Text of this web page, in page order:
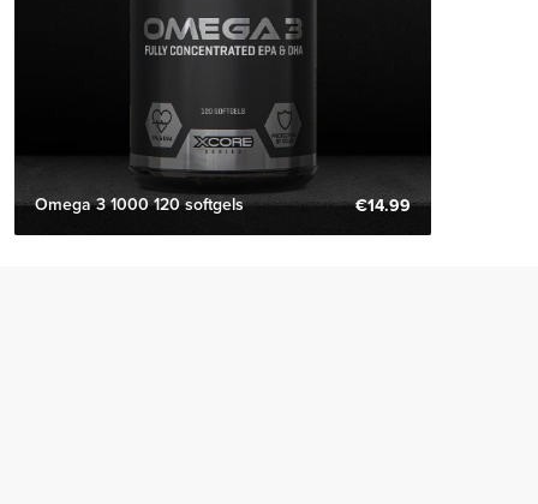
Omega 3 1000 120 softgels €14.99